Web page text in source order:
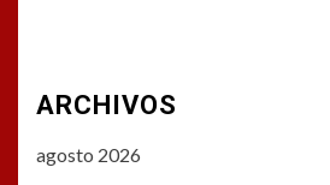
ARCHIVOS
agosto 2026